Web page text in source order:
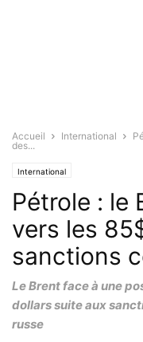
Accueil International
des...
International
Pétrole : le
vers les
sanctions
Le Brent face à une
dollars suite aux
russe